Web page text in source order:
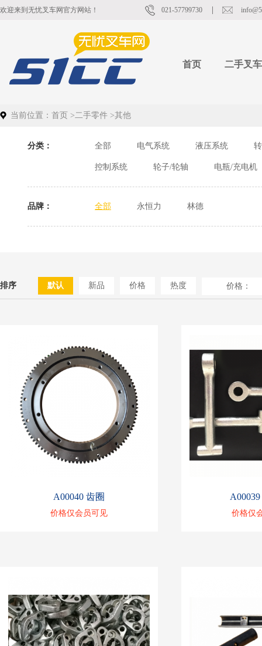
欢迎来到无忧叉车网官方网站！ 021-57799730
首页 二手叉车
当前位置： 首页 >二手零件 >其他
分类： 全部 电气系统 液压系统
控制系统 轮子/轮轴 电瓶/充电机
品牌： 全部 永恒力 林德
排序 默认 新品 价格 热度 价格：
A00040 齿圈
价格仅会员可见 价格仅